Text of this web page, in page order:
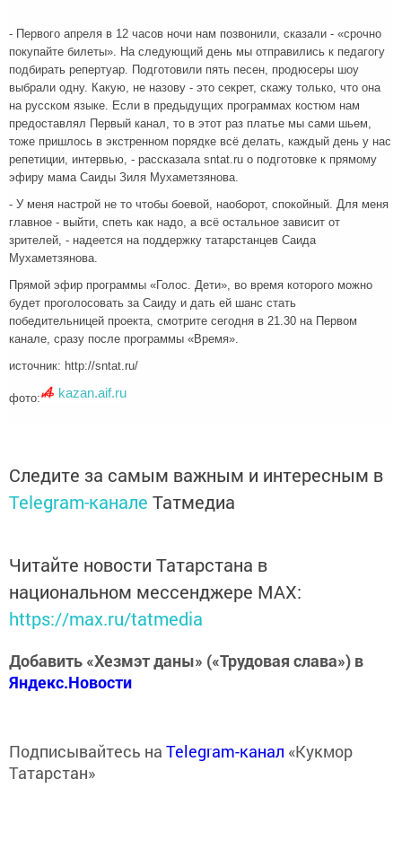
- Первого апреля в 12 часов ночи нам позвонили, сказали - «срочно
покупайте билеты». На следующий день мы отправились к педагогу
подбирать репертуар. Подготовили пять песен, продюсеры шоу
выбрали одну. Какую, не назову - это секрет, скажу только, что она
на русском языке. Если в предыдущих программах костюм нам
предоставлял Первый канал, то в этот раз платье мы сами шьем,
тоже пришлось в экстренном порядке всё делать, каждый день у нас
репетиции, интервью, - рассказала sntat.ru о подготовке к прямому
эфиру мама Саиды Зиля Мухаметзянова.
- У меня настрой не то чтобы боевой, наоборот, спокойный. Для меня
главное - выйти, спеть как надо, а всё остальное зависит от
зрителей, - надеется на поддержку татарстанцев Саида
Мухаметзянова.
Прямой эфир программы «Голос. Дети», во время которого можно
будет проголосовать за Саиду и дать ей шанс стать
победительницей проекта, смотрите сегодня в 21.30 на Первом
канале, сразу после программы «Время».
источник: http://sntat.ru/
фото: kazan.aif.ru
Следите за самым важным и интересным в
Telegram-канале Татмедиа
Читайте новости Татарстана в
национальном мессенджере MАХ:
https://max.ru/tatmedia
Добавить «Хезмэт даны» («Трудовая слава») в
Яндекс.Новости
Подписывайтесь на Telegram-канал «Кукмор
Татарстан»